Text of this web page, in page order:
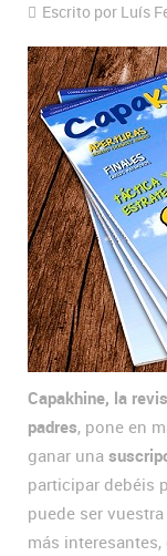
Escrito por Luís
Capakhine, la
padres, pone en
ganar una
participar debéis
puede ser
más